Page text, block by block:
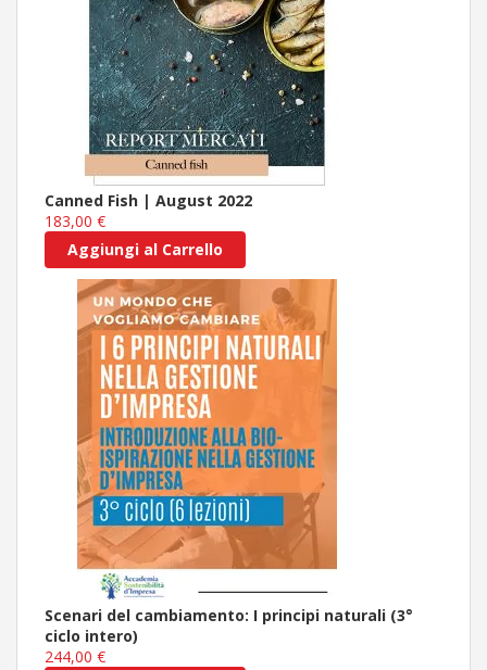
Canned Fish | August 2022
183,00 €
Aggiungi al Carrello
Scenari del cambiamento: I principi naturali (3°
ciclo intero)
244,00 €